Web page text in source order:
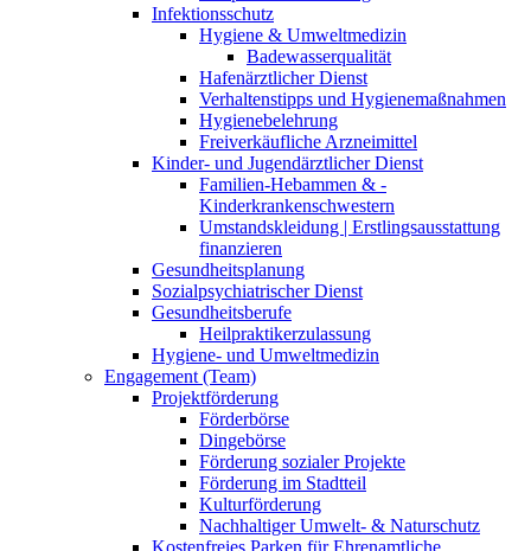
Infektionsschutz
Hygiene & Umweltmedizin
Badewasserqualität
Hafenärztlicher Dienst
Verhaltenstipps und Hygienemaßnahmen
Hygienebelehrung
Freiverkäufliche Arzneimittel
Kinder- und Jugendärztlicher Dienst
Familien-Hebammen & -
Kinderkrankenschwestern
Umstandskleidung | Erstlingsausstattung
finanzieren
Gesundheitsplanung
Sozialpsychiatrischer Dienst
Gesundheitsberufe
Heilpraktikerzulassung
Hygiene- und Umweltmedizin
Engagement (Team)
Projektförderung
Förderbörse
Dingebörse
Förderung sozialer Projekte
Förderung im Stadtteil
Kulturförderung
Nachhaltiger Umwelt- & Naturschutz
Kostenfreies Parken für Ehrenamtliche